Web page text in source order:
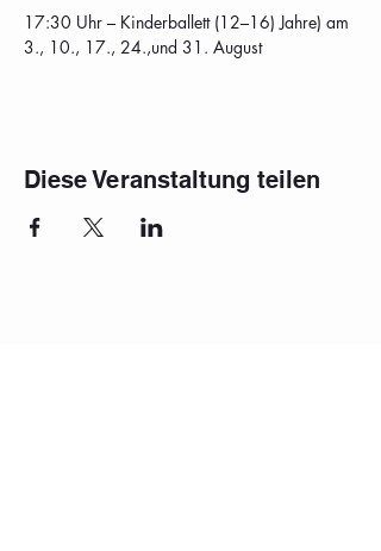
17:30 Uhr – Kinderballett (12–16) Jahre) am
3., 10., 17., 24.,und 31. August
Diese Veranstaltung teilen